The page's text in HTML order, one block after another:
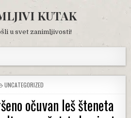
KUTAK
u svet zanimljivosti!
POSTED
IN
UNCATEGORIZED
očuvan leš šteneta